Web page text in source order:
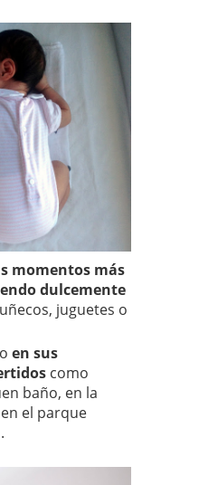
momentos más
dulcemente
juguetes o
en sus
como
baño, en la
el parque